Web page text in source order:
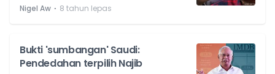
Nigel Aw ⋅ 8 tahun lepas
Bukti 'sumbangan' Saudi:
Pendedahan terpilih Najib